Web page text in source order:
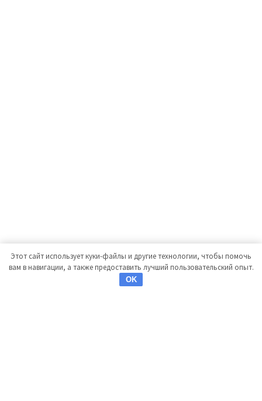
Этот сайт использует куки-файлы и другие технологии, чтобы помочь
вам в навигации, а также предоставить лучший пользовательский опыт.
OK